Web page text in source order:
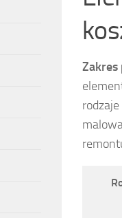
Zakres